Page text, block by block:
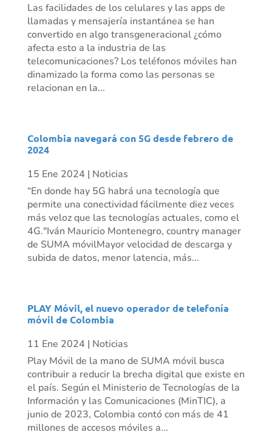
Las facilidades de los celulares y las apps de
llamadas y mensajería instantánea se han
convertido en algo transgeneracional ¿cómo
afecta esto a la industria de las
telecomunicaciones? Los teléfonos móviles han
dinamizado la forma como las personas se
relacionan en la...
Colombia navegará con 5G desde febrero de
2024
15 Ene 2024 | Noticias
“En donde hay 5G habrá una tecnología que
permite una conectividad fácilmente diez veces
más veloz que las tecnologías actuales, como el
4G."Iván Mauricio Montenegro, country manager
de SUMA móvilMayor velocidad de descarga y
subida de datos, menor latencia, más...
PLAY Móvil, el nuevo operador de telefonía
móvil de Colombia
11 Ene 2024 | Noticias
Play Móvil de la mano de SUMA móvil busca
contribuir a reducir la brecha digital que existe en
el país. Según el Ministerio de Tecnologías de la
Información y las Comunicaciones (MinTIC), a
junio de 2023, Colombia contó con más de 41
millones de accesos móviles a...